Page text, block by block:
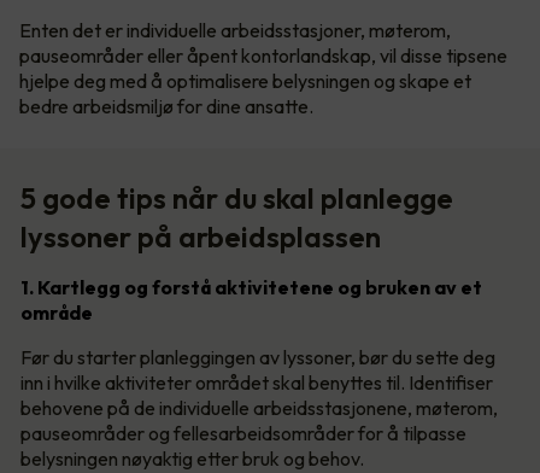
Enten det er individuelle arbeidsstasjoner, møterom,
pauseområder eller åpent kontorlandskap, vil disse tipsene
hjelpe deg med å optimalisere belysningen og skape et
bedre arbeidsmiljø for dine ansatte.
5 gode tips når du skal planlegge
lyssoner på arbeidsplassen
1. Kartlegg og forstå aktivitetene og bruken av et
område
Før du starter planleggingen av lyssoner, bør du sette deg
inn i hvilke aktiviteter området skal benyttes til. Identifiser
behovene på de individuelle arbeidsstasjonene, møterom,
pauseområder og fellesarbeidsområder for å tilpasse
belysningen nøyaktig etter bruk og behov.